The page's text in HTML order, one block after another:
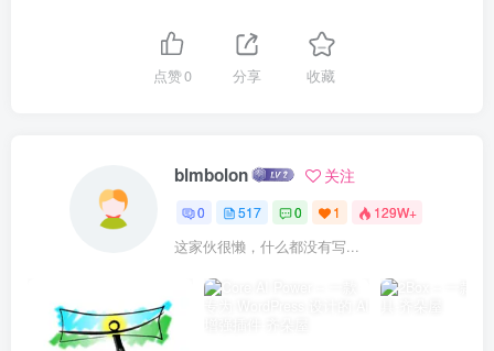
点赞0 分享 收藏
blmbolon 关注
0 517 0 1 129W+
这家伙很懒，什么都没有写...